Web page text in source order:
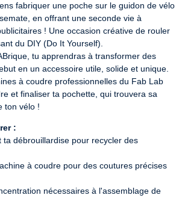
fabriquer une poche sur le guidon de vélo
en offrant une seconde vie à
! Une occasion créative de rouler
du DIY (Do It Yourself).
tu apprendras à transformer des
en un accessoire utile, solide et unique.
à coudre professionnelles du Fab Lab
et finaliser ta pochette, qui trouvera sa
ton vélo !
:
ta débrouillardise pour recycler des
à coudre pour des coutures précises
nécessaires à l'assemblage de